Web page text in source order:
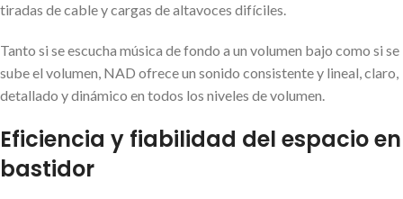
tiradas de cable y cargas de altavoces difíciles.
Tanto si se escucha música de fondo a un volumen bajo como si se
sube el volumen, NAD ofrece un sonido consistente y lineal, claro,
detallado y dinámico en todos los niveles de volumen.
Eficiencia y fiabilidad del espacio en
bastidor